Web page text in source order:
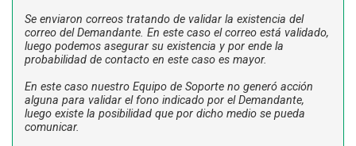
Se enviaron correos tratando de validar la existencia del
correo del Demandante. En este caso el correo está validado,
luego podemos asegurar su existencia y por ende la
probabilidad de contacto en este caso es mayor.
En este caso nuestro Equipo de Soporte no generó acción
alguna para validar el fono indicado por el Demandante,
luego existe la posibilidad que por dicho medio se pueda
comunicar.